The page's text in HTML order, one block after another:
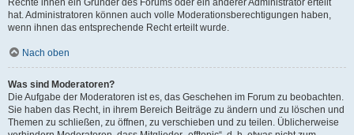
Rechte ihnen ein Gründer des Forums oder ein anderer Administrator erteilt
hat. Administratoren können auch volle Moderationsberechtigungen haben,
wenn ihnen das entsprechende Recht erteilt wurde.
Nach oben
Was sind Moderatoren?
Die Aufgabe der Moderatoren ist es, das Geschehen im Forum zu beobachten.
Sie haben das Recht, in ihrem Bereich Beiträge zu ändern und zu löschen und
Themen zu schließen, zu öffnen, zu verschieben und zu teilen. Üblicherweise